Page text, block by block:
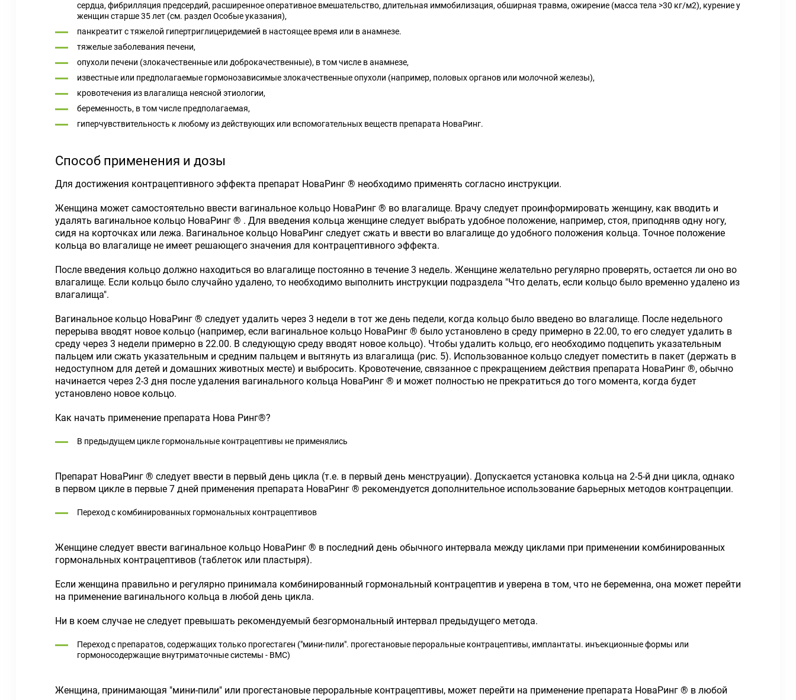
сердца, фибрилляция предсердий, расширенное оперативное вмешательство, длительная иммобилизация, обширная травма, ожирение (масса тела >30 кг/м2), курение у
женщин старше 35 лет (см. раздел Особые указания),
панкреатит с тяжелой гипертриглицеридемией в настоящее время или в анамнезе.
тяжелые заболевания печени,
опухоли печени (злокачественные или доброкачественные), в том числе в анамнезе,
известные или предполагаемые гормонозависимые злокачественные опухоли (например, половых органов или молочной железы),
кровотечения из влагалища неясной этиологии,
беременность, в том числе предполагаемая,
гиперчувствительность к любому из действующих или вспомогательных веществ препарата НоваРинг.
Способ применения и дозы
Для достижения контрацептивного эффекта препарат НоваРинг ® необходимо применять согласно инструкции.
Женщина может самостоятельно ввести вагинальное кольцо НоваРинг ® во влагалище. Врачу следует проинформировать женщину, как вводить и
удалять вагинальное кольцо НоваРинг ® . Для введения кольца женщине следует выбрать удобное положение, например, стоя, приподняв одну ногу,
сидя на корточках или лежа. Вагинальное кольцо НоваРинг следует сжать и ввести во влагалище до удобного положения кольца. Точное положение
кольца во влагалище не имеет решающего значения для контрацептивного эффекта.
После введения кольцо должно находиться во влагалище постоянно в течение 3 недель. Женщине желательно регулярно проверять, остается ли оно во
влагалище. Если кольцо было случайно удалено, то необходимо выполнить инструкции подраздела "Что делать, если кольцо было временно удалено из
влагалища".
Вагинальное кольцо НоваРинг ® следует удалить через 3 недели в тот же день педели, когда кольцо было введено во влагалище. После недельного
перерыва вводят новое кольцо (например, если вагинальное кольцо НоваРинг ® было установлено в среду примерно в 22.00, то его следует удалить в
среду через 3 недели примерно в 22.00. В следующую среду вводят новое кольцо). Чтобы удалить кольцо, его необходимо подцепить указательным
пальцем или сжать указательным и средним пальцем и вытянуть из влагалища (рис. 5). Использованное кольцо следует поместить в пакет (держать в
недоступном для детей и домашних животных месте) и выбросить. Кровотечение, связанное с прекращением действия препарата НоваРинг ®, обычно
начинается через 2-3 дня после удаления вагинального кольца НоваРинг ® и может полностью не прекратиться до того момента, когда будет
установлено новое кольцо.
Как начать применение препарата Нова Ринг®?
В предыдущем цикле гормональные контрацептивы не применялись
Препарат НоваРинг ® следует ввести в первый день цикла (т.е. в первый день менструации). Допускается установка кольца на 2-5-й дни цикла, однако
в первом цикле в первые 7 дней применения препарата НоваРинг ® рекомендуется дополнительное использование барьерных методов контрацепции.
Переход с комбинированных гормональных контрацептивов
Женщине следует ввести вагинальное кольцо НоваРинг ® в последний день обычного интервала между циклами при применении комбинированных
гормональных контрацептивов (таблеток или пластыря).
Если женщина правильно и регулярно принимала комбинированный гормональный контрацептив и уверена в том, что не беременна, она может перейти
на применение вагинального кольца в любой день цикла.
Ни в коем случае не следует превышать рекомендуемый безгормональный интервал предыдущего метода.
Переход с препаратов, содержащих только прогестаген ("мини-пили". прогестановые пероральные контрацептивы, имплантаты. инъекционные формы или
гормоносодержащие внутриматочные системы - ВМС)
Женщина, принимающая "мини-пили" или прогестановые пероральные контрацептивы, может перейти на применение препарата НоваРинг ® в любой